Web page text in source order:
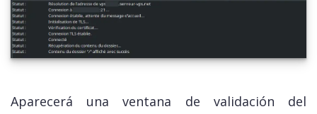
Aparecerá una ventana de validación del